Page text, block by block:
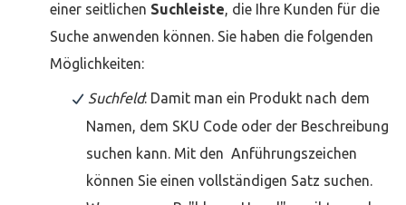
einer seitlichen Suchleiste, die Ihre Kunden für die
Suche anwenden können. Sie haben die folgenden
Möglichkeiten:
Suchfeld: Damit man ein Produkt nach dem
Namen, dem SKU Code oder der Beschreibung
suchen kann. Mit den Anführungszeichen
können Sie einen vollständigen Satz suchen.